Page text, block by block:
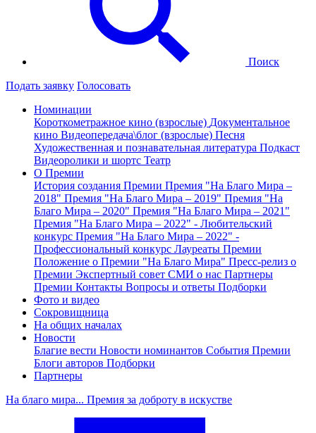
Поиск
Подать заявку Голосовать
Номинации
Короткометражное кино (взрослые) Документальное
кино Видеопередача\блог (взрослые) Песня
Художественная и познавательная литература Подкаст
Видеоролики и шортс Театр
О Премии
История создания Премии Премия "На Благо Мира –
2018" Премия "На Благо Мира – 2019" Премия "На
Благо Мира – 2020" Премия "На Благо Мира – 2021"
Премия "На Благо Мира – 2022" - Любительский
конкурс Премия "На Благо Мира – 2022" -
Профессиональный конкурс Лауреаты Премии
Положение о Премии "На Благо Мира" Пресс-релиз о
Премии Экспертный совет СМИ о нас Партнеры
Премии Контакты Вопросы и ответы Подборки
Фото и видео
Сокровищница
На общих началах
Новости
Благие вести Новости номинантов События Премии
Блоги авторов Подборки
Партнеры
На благо мира... Премия за доброту в искустве